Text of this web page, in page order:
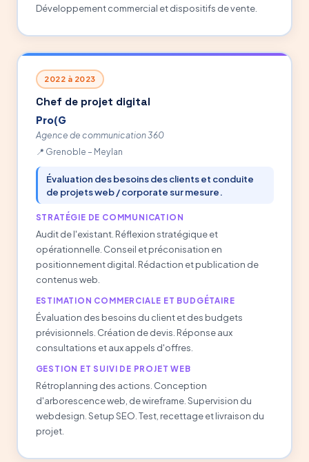
Développement commercial et dispositifs de vente.
2022 à 2023
Chef de projet digital
Pro(G
Agence de communication 360
Grenoble – Meylan
Évaluation des besoins des clients et conduite
de projets web / corporate sur mesure.
STRATÉGIE DE COMMUNICATION
Audit de l'existant. Réflexion stratégique et
opérationnelle. Conseil et préconisation en
positionnement digital. Rédaction et publication de
contenus web.
ESTIMATION COMMERCIALE ET BUDGÉTAIRE
Évaluation des besoins du client et des budgets
prévisionnels. Création de devis. Réponse aux
consultations et aux appels d'offres.
GESTION ET SUIVI DE PROJET WEB
Rétroplanning des actions. Conception
d'arborescence web, de wireframe. Supervision du
webdesign. Setup SEO. Test, recettage et livraison du
projet.